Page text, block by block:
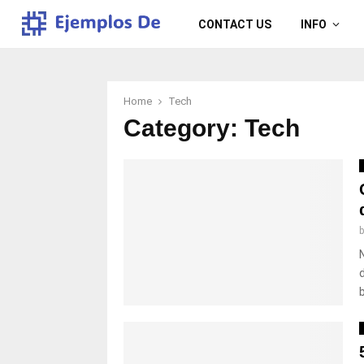
CONTACT US INFO
Home Tech
Category: Tech